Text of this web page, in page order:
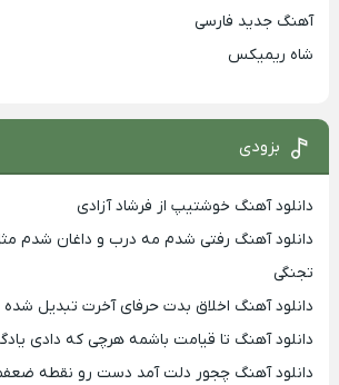
آهنگ جدید فارسی
شاه ریمیکس
بزودی
دانلود آهنگ خوشتیپ از فرشاد آزادی
دانلود آهنگ رفتی شدم مه درب و داغان شدم
تجنگی
دانلود آهنگ اخلاق بدت حرفای آخرت تبدیل شده
دانلود آهنگ تا قیامت باشمه هرچی که دادی
دانلود آهنگ چجور دلت آمد دست رو نقطه ضعفم